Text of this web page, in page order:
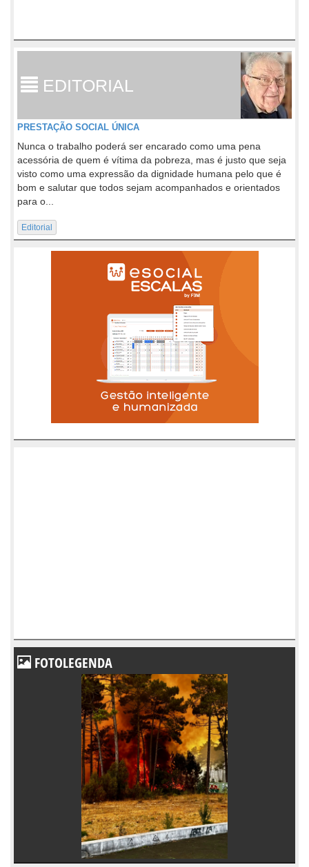
EDITORIAL
PRESTAÇÃO SOCIAL ÚNICA
Nunca o trabalho poderá ser encarado como uma pena
acessória de quem é vítima da pobreza, mas é justo que seja
visto como uma expressão da dignidade humana pelo que é
bom e salutar que todos sejam acompanhados e orientados
para o...
Editorial
FOTOLEGENDA